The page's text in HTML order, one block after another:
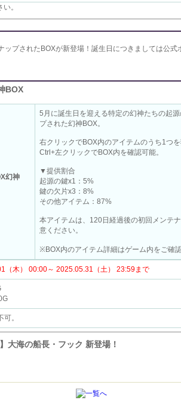
。
ップされたBOXが新登場！誕生日につきましては公式
BOX
幻神
5月に誕生日を迎える特定の幻神たちの起
プされた幻神BOX。
右クリックでBOX内のアイテムのうち1つ
Ctrl+左クリックでBOX内を確認可能。
▼提供割合
起源の鍵x1：5%
鍵の欠片x3：8%
その他アイテム：87%
本アイテムは、120日経過後の初回メンテ
意ください。
※BOX内のアイテム詳細はゲーム内をご確認
（木） 00:00～ 2025.05.31（土） 23:59まで
可。
大海の船長・フック 新登場！